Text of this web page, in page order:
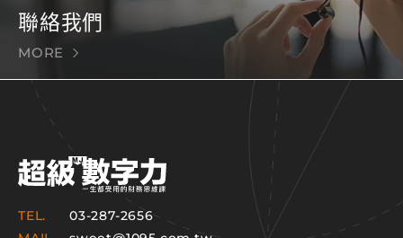
聯絡我們
MORE
TEL.
03-287-2656